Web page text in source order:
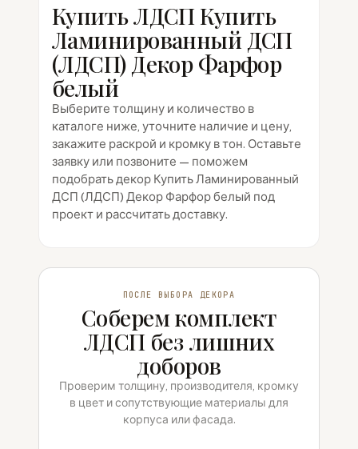
Купить ЛДСП Купить
Ламинированный ДСП
(ЛДСП) Декор Фарфор
белый
Выберите толщину и количество в
каталоге ниже, уточните наличие и цену,
закажите раскрой и кромку в тон. Оставьте
заявку или позвоните — поможем
подобрать декор Купить Ламинированный
ДСП (ЛДСП) Декор Фарфор белый под
проект и рассчитать доставку.
ПОСЛЕ ВЫБОРА ДЕКОРА
Соберем комплект
ЛДСП без лишних
доборов
Проверим толщину, производителя, кромку
в цвет и сопутствующие материалы для
корпуса или фасада.